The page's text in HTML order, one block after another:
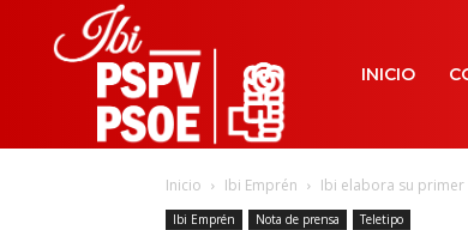
INICIO
Inicio Ibi Emprén Ibi elabora su
Ibi Emprén Nota de prensa Teletipo